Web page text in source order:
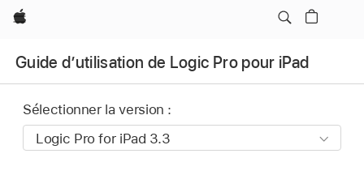
Apple
Guide d’utilisation de Logic Pro pour iPad
Sélectionner la version :